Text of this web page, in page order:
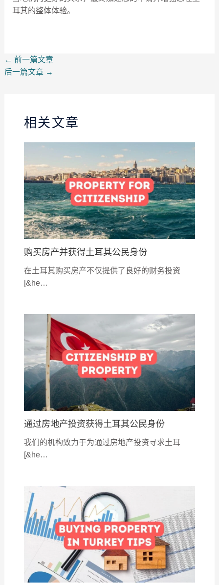
耳其的整体体验。
← 前一篇文章
后一篇文章 →
相关文章
购买房产并获得土耳其公民身份
在土耳其购买房产不仅提供了良好的财务投资
[&he…
通过房地产投资获得土耳其公民身份
我们的机构致力于为通过房地产投资寻求土耳
[&he…